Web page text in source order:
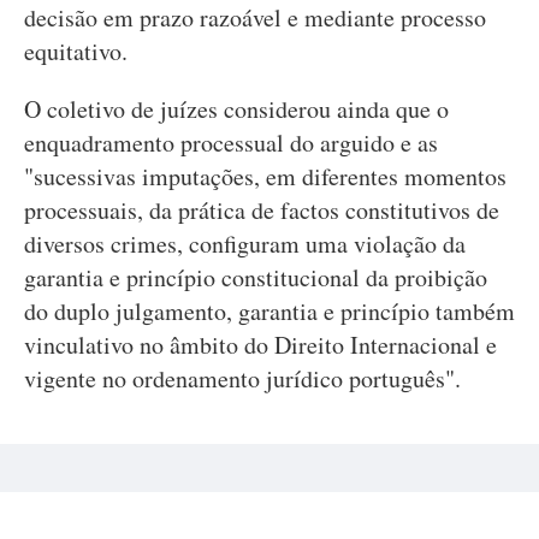
decisão em prazo razoável e mediante processo
equitativo.
O coletivo de juízes considerou ainda que o
enquadramento processual do arguido e as
"sucessivas imputações, em diferentes momentos
processuais, da prática de factos constitutivos de
diversos crimes, configuram uma violação da
garantia e princípio constitucional da proibição
do duplo julgamento, garantia e princípio também
vinculativo no âmbito do Direito Internacional e
vigente no ordenamento jurídico português".